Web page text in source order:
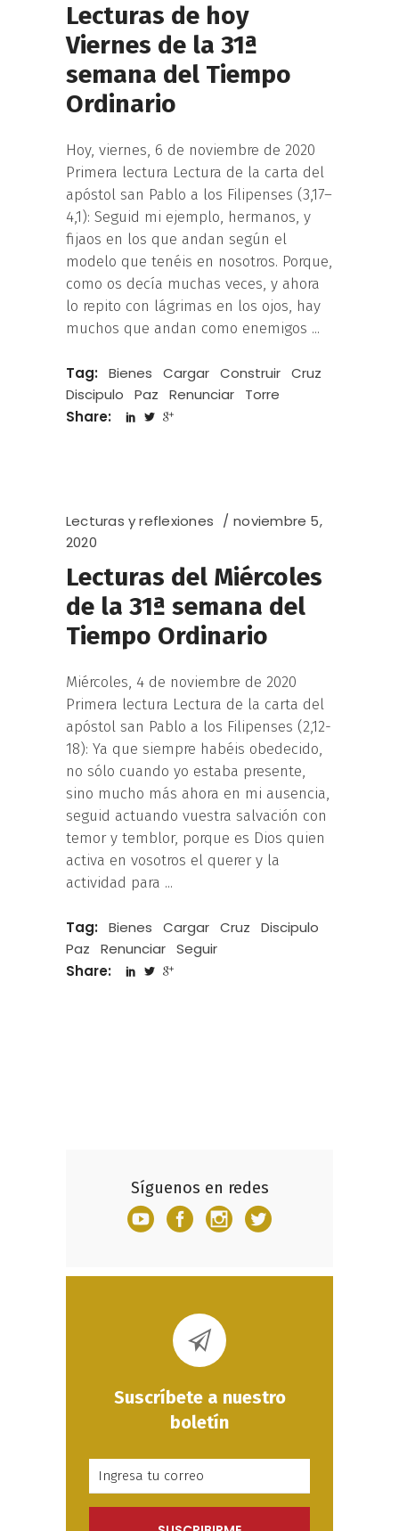
Lecturas de hoy
Viernes de la 31ª
semana del Tiempo
Ordinario
Hoy, viernes, 6 de noviembre de 2020
Primera lectura Lectura de la carta del
apóstol san Pablo a los Filipenses (3,17–
4,1): Seguid mi ejemplo, hermanos, y
fijaos en los que andan según el
modelo que tenéis en nosotros. Porque,
como os decía muchas veces, y ahora
lo repito con lágrimas en los ojos, hay
muchos que andan como enemigos
Tag: Bienes Cargar Construir Cruz
Discipulo
Paz Renunciar
Torre
Share:
Lecturas y reflexiones
noviembre 5,
2020
Lecturas del Miércoles
de la 31ª semana del
Tiempo Ordinario
Miércoles, 4 de noviembre de 2020
Primera lectura Lectura de la carta del
apóstol san Pablo a los Filipenses (2,12-
18): Ya que siempre habéis obedecido,
no sólo cuando yo estaba presente,
sino mucho más ahora en mi ausencia,
seguid actuando vuestra salvación con
temor y temblor, porque es Dios quien
activa en vosotros el querer y la
actividad para
Tag: Bienes Cargar Cruz
Discipulo
Paz
Renunciar Seguir
Share:
Síguenos en redes
Suscríbete a nuestro
boletín